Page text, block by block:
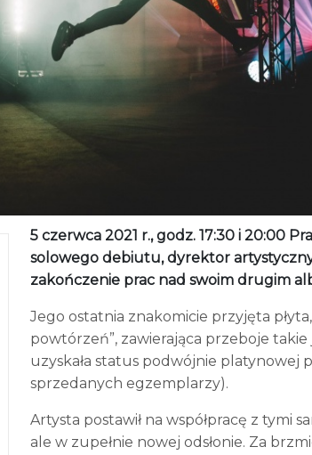
5 czerwca 2021 r., godz. 17:30 i 20:00
solowego debiutu, dyrektor artystyczny
zakończenie prac nad swoim drugim
Jego ostatnia znakomicie przyjęta płyta,
powtórzeń”, zawierająca przeboje takie
uzyskała status podwójnie platynowej
sprzedanych egzemplarzy).
Artysta postawił na współpracę z tymi
ale w zupełnie nowej odsłonie. Za